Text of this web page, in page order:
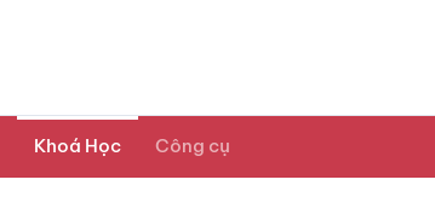
Khoá Học Công cụ